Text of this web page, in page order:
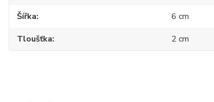
Šířka
6 cm
Tloušťka
2 cm